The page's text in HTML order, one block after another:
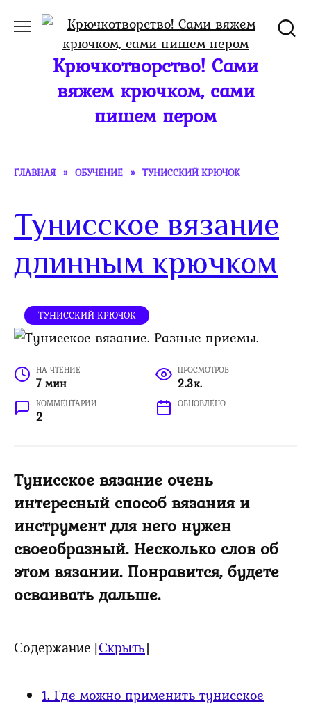
Перейти
содержанию
Крючкотворство! Сами
вяжем крючком, сами
пишем пером
ГЛАВНАЯ » ОБУЧЕНИЕ » ТУНИССКИЙ КРЮЧОК
Тунисское вязание
длинным крючком
ТУНИССКИЙ КРЮЧОК
НА ЧТЕНИЕ
7 мин
ПРОСМОТРОВ
2.3к.
КОММЕНТАРИИ
2
ОБНОВЛЕНО
Тунисское вязание очень
интересный способ вязания и
инструмент для него нужен
своеобразный. Несколько слов об
этом вязании. Понравится, будете
осваивать дальше.
Содержание [Скрыть]
1. Где можно применить тунисское